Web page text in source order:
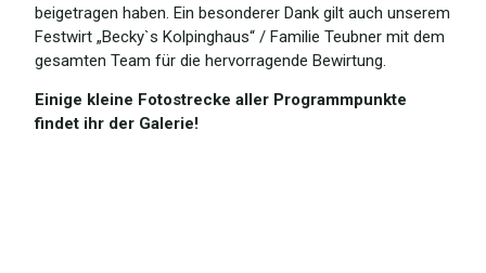
beigetragen haben. Ein besonderer Dank gilt auch unserem
Festwirt „Becky`s Kolpinghaus“ / Familie Teubner mit dem
gesamten Team für die hervorragende Bewirtung.
Einige kleine Fotostrecke aller Programmpunkte
findet ihr der Galerie!